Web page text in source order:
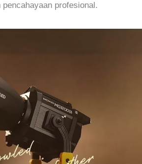
profesional.